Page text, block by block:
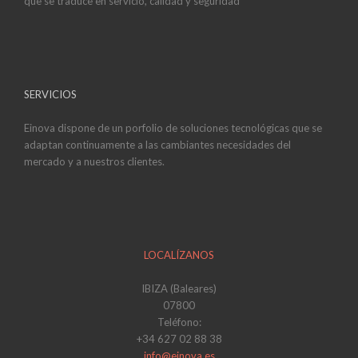
SERVICIOS
Einova dispone de un porfolio de soluciones tecnológicas que se
adaptan continuamente a las cambiantes necesidades del
mercado y a nuestros clientes.
LOCALÍZANOS
IBIZA (Baleares)
07800
Teléfono:
+34 627 02 88 38